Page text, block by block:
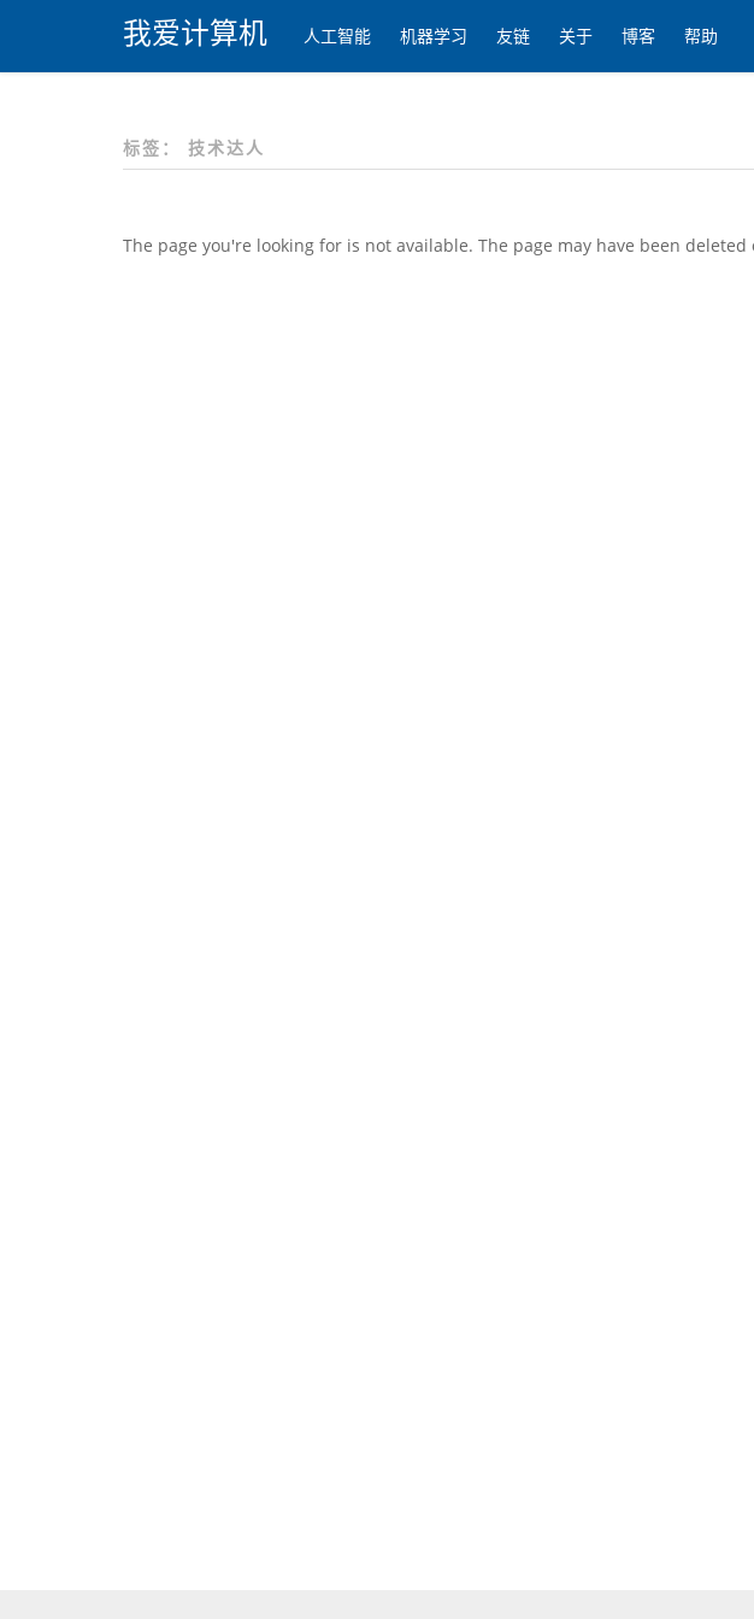
我爱计算机 人工智能 机器学习 友链 关于 博客 帮助
标签： 技术达人
The page you're looking for is not available. The page may have been